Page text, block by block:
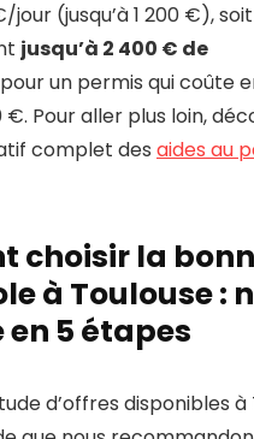
(jusqu’à 1 200 €), soit
jusqu’à 2 400 € de
pour un permis qui coûte
€. Pour aller plus loin,
complet des aides au
choisir la
à Toulouse :
5 étapes
d’offres disponibles à